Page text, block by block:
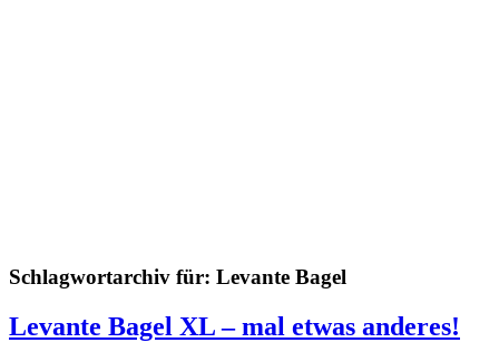
Schlagwortarchiv für: Levante Bagel
Levante Bagel XL – mal etwas anderes!